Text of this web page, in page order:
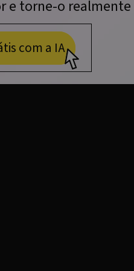
e torne-o realmente
com a IA